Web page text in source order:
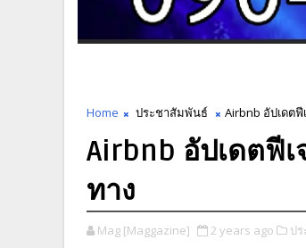
Home ประชาสัมพันธ์ Airbnb อัปเดต
Airbnb อัปเดตฟี
ทาง
Mag [Maggazine] 2 years ago ป